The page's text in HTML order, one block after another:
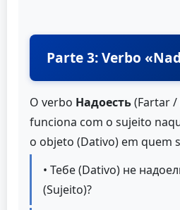
Parte 3: Verbo
O verbo Надоесть(Fartar
funciona com o sujeito
o objeto (Dativo) em quem
• Тебе (Dativo) не
(Sujeito)?